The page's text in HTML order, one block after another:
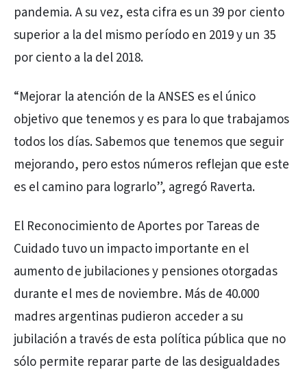
pandemia. A su vez, esta cifra es un 39 por ciento
superior a la del mismo período en 2019 y un 35
por ciento a la del 2018.
“Mejorar la atención de la ANSES es el único
objetivo que tenemos y es para lo que trabajamos
todos los días. Sabemos que tenemos que seguir
mejorando, pero estos números reflejan que este
es el camino para lograrlo”, agregó Raverta.
El Reconocimiento de Aportes por Tareas de
Cuidado tuvo un impacto importante en el
aumento de jubilaciones y pensiones otorgadas
durante el mes de noviembre. Más de 40.000
madres argentinas pudieron acceder a su
jubilación a través de esta política pública que no
sólo permite reparar parte de las desigualdades